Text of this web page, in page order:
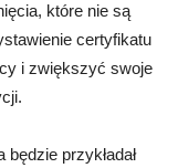
które nie są
certyfikatu
i zwiększyć swoje
przykładał